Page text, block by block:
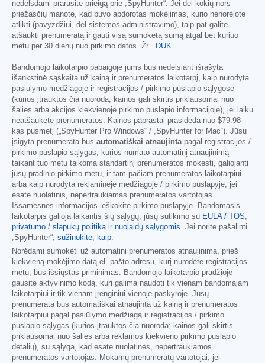
nedelsdami prarasite prieigą prie „SpyHunter“. Jei dėl kokių nors
priežasčių manote, kad buvo apdorotas mokėjimas, kurio nenorėjote
atlikti (pavyzdžiui, dėl sistemos administravimo), taip pat galite
atšaukti prenumeratą ir gauti visą sumokėtą sumą atgal bet kuriuo
metu per 30 dienų nuo pirkimo datos. Žr . DUK.
Bandomojo laikotarpio pabaigoje jums bus nedelsiant išrašyta
išankstinė sąskaita už kainą ir prenumeratos laikotarpį, kaip nurodyta
pasiūlymo medžiagoje ir registracijos / pirkimo puslapio sąlygose
(kurios įtrauktos čia nuoroda; kainos gali skirtis priklausomai nuo
šalies arba akcijos kiekvienoje pirkimo puslapio informacijoje), jei laiku
neatšaukėte prenumeratos. Kainos paprastai prasideda nuo $79.98
kas pusmetį („SpyHunter Pro Windows“ / „SpyHunter for Mac“). Jūsų
įsigyta prenumerata bus automatiškai atnaujintapagal registracijos /
pirkimo puslapio sąlygas, kurios numato automatinį atnaujinimą
taikant tuo metu taikomą standartinį prenumeratos mokestį, galiojantį
jūsų pradinio pirkimo metu, ir tam pačiam prenumeratos laikotarpiui
arba kaip nurodyta reklaminėje medžiagoje / pirkimo puslapyje, jei
esate nuolatinis, nepertraukiamas prenumeratos vartotojas.
Išsamesnės informacijos ieškokite pirkimo puslapyje. Bandomasis
laikotarpis galioja laikantis šių sąlygų, jūsų sutikimo su EULA / TOS,
privatumo / slapukų politikair nuolaidų sąlygomis. Jei norite pašalinti
„SpyHunter“, sužinokite, kaip.
Norėdami sumokėti už automatinį prenumeratos atnaujinimą, prieš
kiekvieną mokėjimo datą el. pašto adresu, kurį nurodėte registracijos
metu, bus išsiųstas priminimas. Bandomojo laikotarpio pradžioje
gausite aktyvinimo kodą, kurį galima naudoti tik vienam bandomajam
laikotarpiui ir tik vienam įrenginiui vienoje paskyroje. Jūsų
prenumerata bus automatiškai atnaujinta už kainą ir prenumeratos
laikotarpiui pagal pasiūlymo medžiagą ir registracijos / pirkimo
puslapio sąlygas (kurios įtrauktos čia nuoroda; kainos gali skirtis
priklausomai nuo šalies arba reklamos kiekvieno pirkimo puslapio
detalių), su sąlyga, kad esate nuolatinės, nepertraukiamos
prenumeratos vartotojas. Mokamų prenumeratų vartotojai, jei